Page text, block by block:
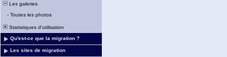
Les galeries
- Toutes les photos
Statistiques d'utilisation
Qu'est-ce que la migration ?
Les sites de migration